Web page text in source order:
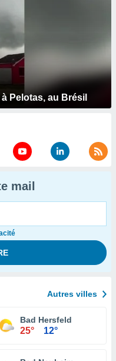
Pelotas, au Brésil
mail
Autres villes
Bad Hersfeld
25° 12°